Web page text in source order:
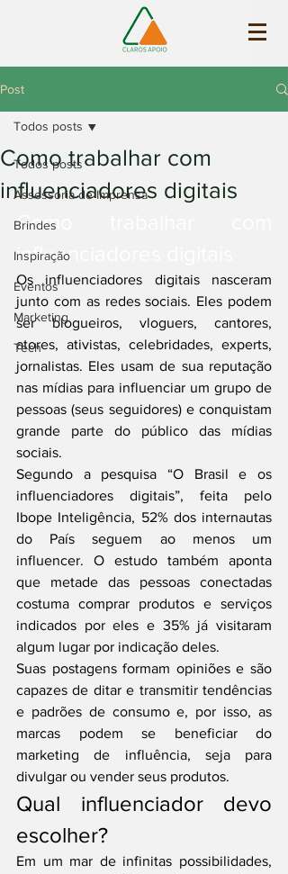
Post
Todos posts
Assessoria de Imprensa
Brindes
Inspiração
Eventos
Marketing
Tech
Todos posts
Como trabalhar com
influenciadores digitais
Como trabalhar com
influenciadores digitais
Os influenciadores digitais nasceram
junto com as redes sociais. Eles podem
ser blogueiros, vloguers, cantores,
atores, ativistas, celebridades, experts,
jornalistas. Eles usam de sua reputação
nas mídias para influenciar um grupo de
pessoas (seus seguidores) e conquistam
grande parte do público das mídias
sociais.
Segundo a pesquisa “O Brasil e os
influenciadores digitais”, feita pelo
Ibope Inteligência, 52% dos internautas
do País seguem ao menos um
influencer. O estudo também aponta
que metade das pessoas conectadas
costuma comprar produtos e serviços
indicados por eles e 35% já visitaram
algum lugar por indicação deles.
Suas postagens formam opiniões e são
capazes de ditar e transmitir tendências
e padrões de consumo e, por isso, as
marcas podem se beneficiar do
marketing de influência, seja para
divulgar ou vender seus produtos.
Qual influenciador devo
escolher?
Em um mar de infinitas possibilidades,